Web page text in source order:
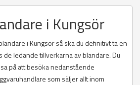
i Kungsör
i Kungsör så ska du definitivt ta en
ledande tillverkarna av blandare. Du
på att besöka nedanstående
som säljer allt inom